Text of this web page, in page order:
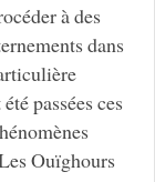
à des
dans
passées ces
Ouïghours